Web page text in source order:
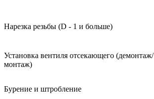
Нарезка резьбы (D - 1 и больше)
Установка вентиля отсекающего (демонтаж/
монтаж)
Бурение и штробление